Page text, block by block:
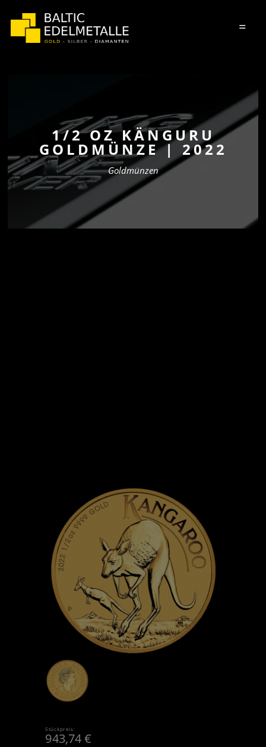
=
1/2 OZ KÄNGURU
GOLDMÜNZE | 2022
Goldmünzen
Stückpreis:
943,74€